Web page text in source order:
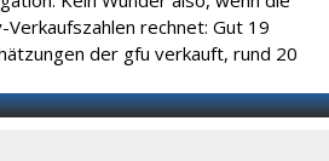
rechnet: Gut 19
der gfu verkauft, rund 20